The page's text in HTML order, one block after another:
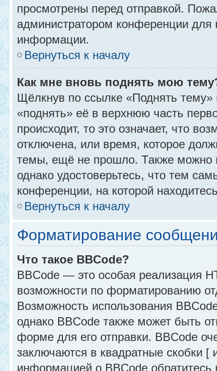
просмотрены перед отправкой.
администратором конференции для
информации.
Вернуться к началу
Как мне вновь поднять мою
Щёлкнув по ссылке «Поднять
«поднять» её в верхнюю часть
происходит, то это означает, что
отключена, или время, которое
темы, ещё не прошло. Также можно
однако удостоверьтесь, что тем
конференции, на которой
Вернуться к началу
Форматирование
Что такое BBCode?
BBCode — это особая реализация
возможности по форматированию
Возможность использования
однако BBCode также может быть
форме для его отправки. BBCode
заключаются в квадратные скобки
информацией о BBCode обратитесь